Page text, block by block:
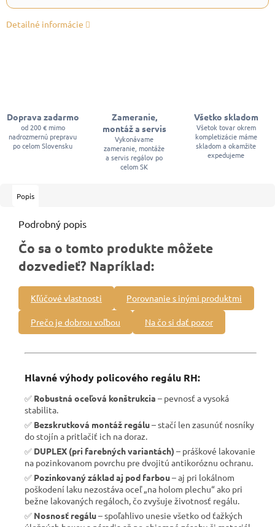
Detailné informácie
Doprava zadarmo
od 200 € mimo
nadrozmernú prepravu
po celom Slovensku
Zameranie,
montáž a servis
Vykonávame
zameranie, montáže
a servis regálov po
celom SK
Všetko skladom
Všetok tovar okrem
kompletizácie máme
skladom a okamžite
expedujeme
Popis
Podrobný popis
Čo sa o tomto produkte môžete
dozvedieť? Napríklad:
Kľúčové vlastnosti Porovnanie s inými produktmi
Prečo je dobrou voľbou Na čo si dať pozor
Hlavné výhody policového regálu RH:
✅ Robustná oceľová konštrukcia – pevnosť a vysoká
stabilita.
✅ Bezskrutková montáž regálu– stačí len zasunúť nosníky
do stojín a pritlačiť ich na doraz.
✅ DUPLEX (pri farebných variantách) – práškové lakovanie
na pozinkovanom povrchu pre dvojitú antikoróznu ochranu.
✅ Pozinkovaný základ aj pod farbou– aj pri lokálnom
poškodení laku nezostáva oceľ „na holom plechu“ ako pri
bežne lakovaných regáloch, čo zvyšuje životnosť regálu.
✅ Nosnosť regálu– spoľahlivo unesie všetko od ťažkých